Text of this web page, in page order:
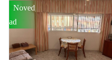
Noved
ad